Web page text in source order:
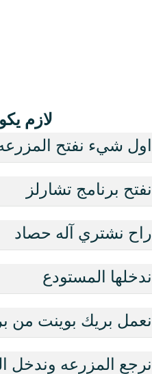
لازم
اول شيء نفتح
نفتح برنامج تشارلز
راح نشتري آله حصاد
ندخلها المستودع
نعمل بريك بوينت من
نرجع المزرعه وندخل